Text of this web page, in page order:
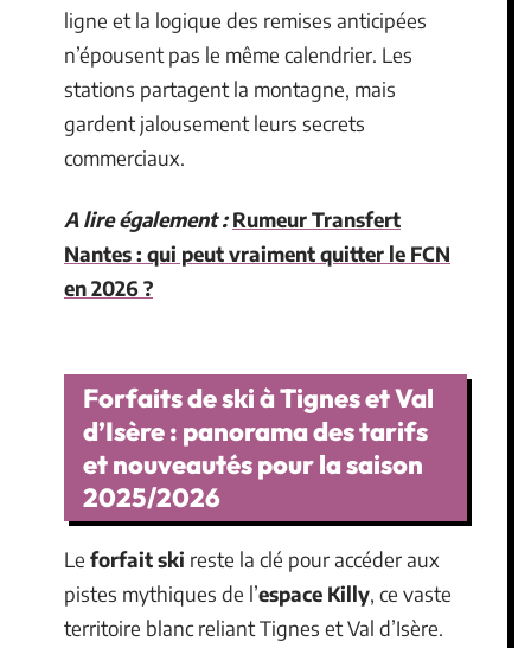
ligne et la logique des remises anticipées
n’épousent pas le même calendrier. Les
stations partagent la montagne, mais
gardent jalousement leurs secrets
commerciaux.
A lire également : Rumeur Transfert
Nantes : qui peut vraiment quitter le FCN
en 2026 ?
Forfaits de ski à Tignes et Val
d’Isère : panorama des tarifs
et nouveautés pour la saison
2025/2026
Le forfait ski reste la clé pour accéder aux
pistes mythiques de l’espace Killy, ce vaste
territoire blanc reliant Tignes et Val d’Isère.